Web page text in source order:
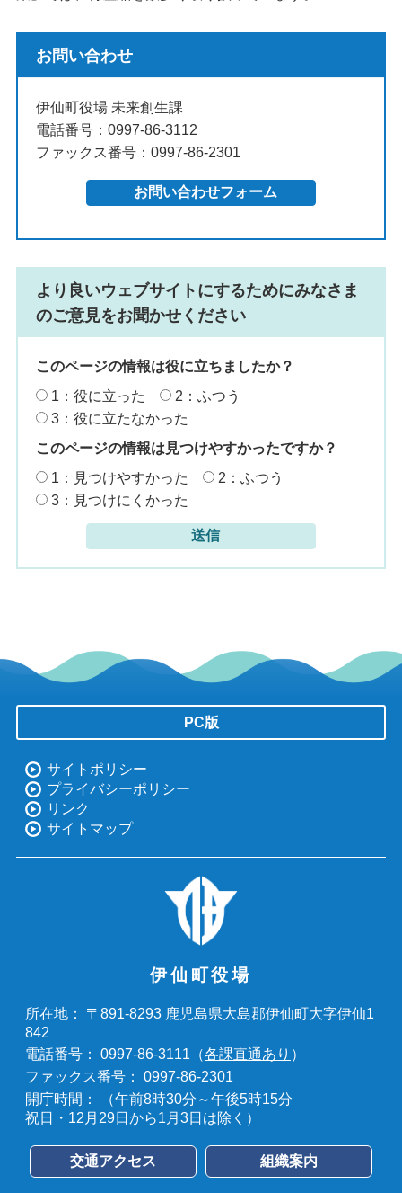
お問い合わせ
伊仙町役場 未来創生課
電話番号：0997-86-3112
ファックス番号：0997-86-2301
より良いウェブサイトにするためにみなさま
のご意見をお聞かせください
このページの情報は役に立ちましたか？
1：役に立った
2：ふつう
3：役に立たなかった
このページの情報は見つけやすかったですか？
1：見つけやすかった
2：ふつう
3：見つけにくかった
PC版
サイトポリシー
プライバシーポリシー
リンク
サイトマップ
伊仙町役場
所在地：
〒891-8293 鹿児島県大島郡伊仙町大字伊仙1
842
電話番号：
0997-86-3111（各課直通あり ）
ファックス番号：
0997-86-2301
開庁時間：
（午前8時30分～午後5時15分
祝日・12月29日から1月3日は除く）
交通アクセス 組織案内